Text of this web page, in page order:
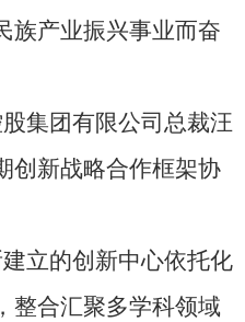
族产业振兴事业而奋
集团有限公司总裁汪
创新战略合作框架协
立的创新中心依托化
整合汇聚多学科领域